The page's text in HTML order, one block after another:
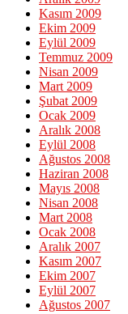
Kasım 2009
Ekim 2009
Eylül 2009
Temmuz 2009
Nisan 2009
Mart 2009
Şubat 2009
Ocak 2009
Aralık 2008
Eylül 2008
Ağustos 2008
Haziran 2008
Mayıs 2008
Nisan 2008
Mart 2008
Ocak 2008
Aralık 2007
Kasım 2007
Ekim 2007
Eylül 2007
Ağustos 2007